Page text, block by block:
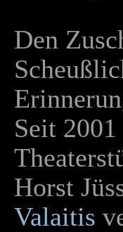
Den
Seit
Horst
Valaitis